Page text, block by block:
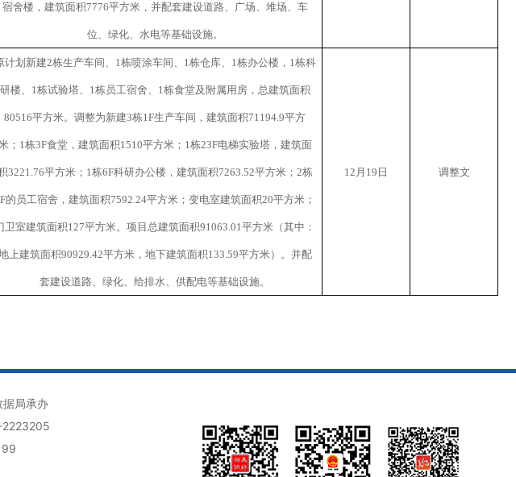
宿舍楼，建筑面积7776平方米，并配套建设道路、广场、堆场、车
位、绿化、水电等基础设施。
计划新建2栋生产车间、 1栋喷涂车间、 1栋仓库、 1栋办公楼， 1栋科
研楼、 1栋试验塔、 1栋员工宿舍、 1栋食堂及附属用房，总建筑面积
80516平方米。调整为新建3栋1F生产车间，建筑面积71194.9平方
； 1栋3F食堂，建筑面积1510平方米； 1栋23F电梯实验塔，建筑面
3221.76平方米； 1栋6F科研办公楼，建筑面积7263.52平方米； 2栋
的员工宿舍，建筑面积7592.24平方米；变电室建筑面积20平方米；
卫室建筑面积127平方米。项目总建筑面积91063.01平方米（其中：
上建筑面积90929.42平方米，地下建筑面积133.59平方米）。并配
套建设道路、绿化、给排水、供配电等基础设施。
12 月 19 日 调整文
据局承办
2223205